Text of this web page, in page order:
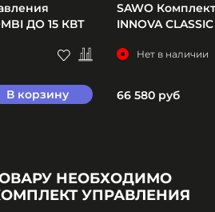
ДО 15 КВТ
В корзину
SAWO
INNOVA
Нет в наличии
66 580 руб
НЕОБХОДИМО
УПРАВЛЕНИЯ